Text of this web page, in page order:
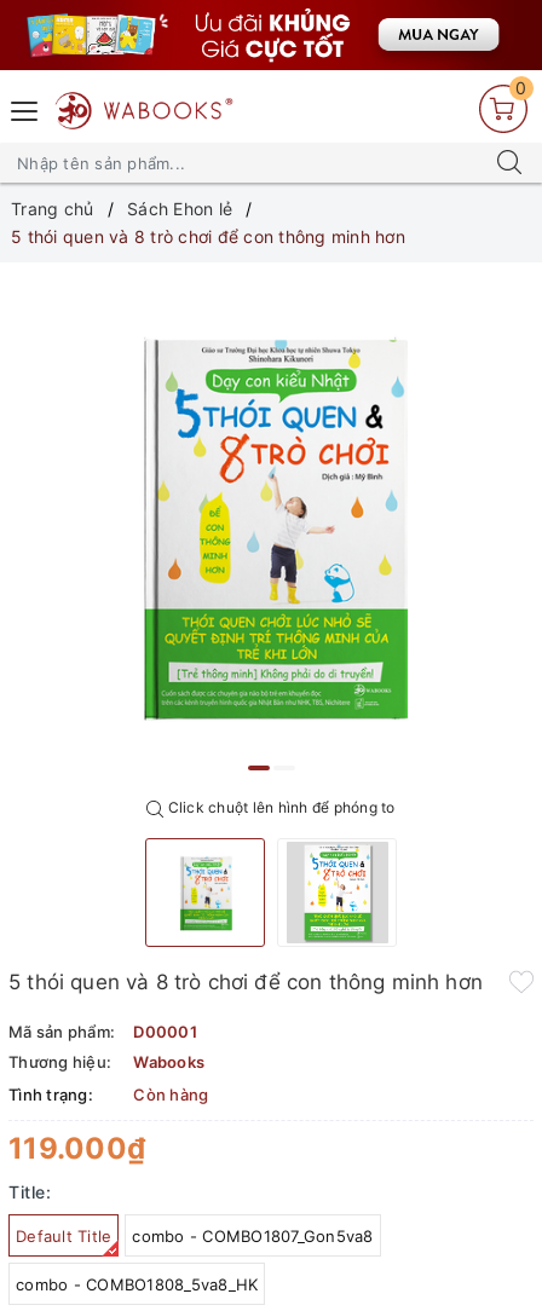
0
Trang chủ
Sách Ehon lẻ
5 thói quen và 8 trò chơi để con thông minh hơn
Click chuột lên hình để phóng to
5 thói quen và 8 trò chơi để con thông minh hơn
Mã sản phẩm:
D00001
Thương hiệu:
Wabooks
Tình trạng:
Còn hàng
119.000₫
Title:
Default Title combo - COMBO1807_Gon5va8
combo - COMBO1808_5va8_HK